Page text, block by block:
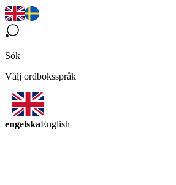
Sök
Välj ordboksspråk
engelskaEnglish